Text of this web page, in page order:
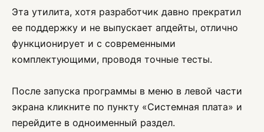
Эта утилита, хотя разработчик давно прекратил
ее поддержку и не выпускает апдейты, отлично
функционирует и с современными
комплектующими, проводя точные тесты.
После запуска программы в меню в левой части
экрана кликните по пункту «Системная плата» и
перейдите в одноименный раздел.